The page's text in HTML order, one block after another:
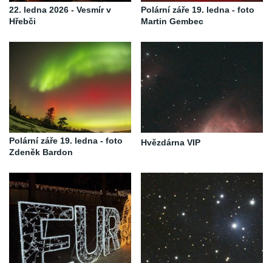
22. ledna 2026 - Vesmír v
Hřebči
Polární záře 19. ledna - foto
Martin Gembec
Polární záře 19. ledna - foto
Zdeněk Bardon
Hvězdárna VIP